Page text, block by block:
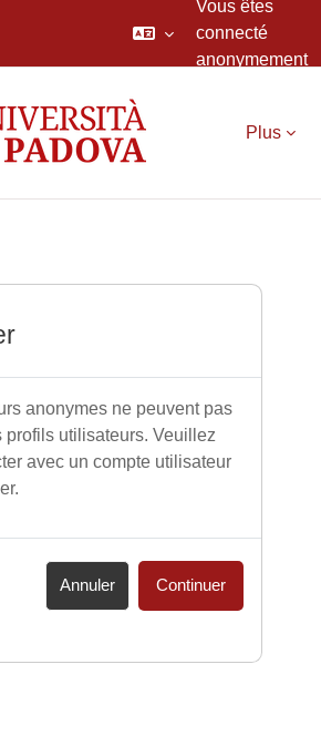
Vous êtes
connecté
anonymement
Plus
anonymes ne peuvent pas
profils utilisateurs. Veuillez
avec un compte utilisateur
Annuler Continuer